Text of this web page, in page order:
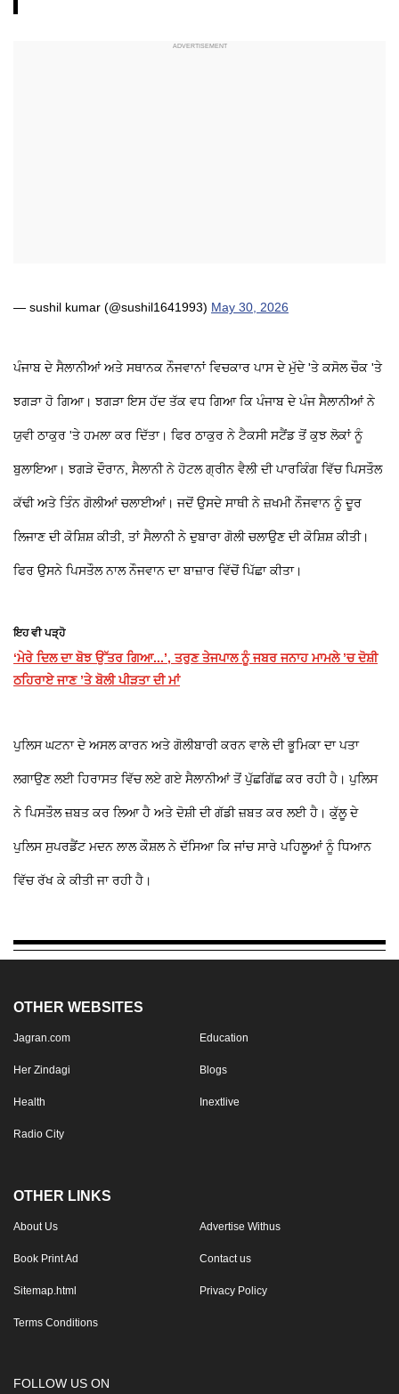
— sushil kumar (@sushil1641993) May 30, 2026
ਪੰਜਾਬ ਦੇ ਸੈਲਾਨੀਆਂ ਅਤੇ ਸਥਾਨਕ ਨੌਜਵਾਨਾਂ ਵਿਚਕਾਰ ਪਾਸ ਦੇ ਮੁੱਦੇ 'ਤੇ ਕਸੋਲ ਚੌਕ 'ਤੇ
ਝਗੜਾ ਹੋ ਗਿਆ। ਝਗੜਾ ਇਸ ਹੱਦ ਤੱਕ ਵਧ ਗਿਆ ਕਿ ਪੰਜਾਬ ਦੇ ਪੰਜ ਸੈਲਾਨੀਆਂ ਨੇ
ਯੁਵੀ ਠਾਕੁਰ 'ਤੇ ਹਮਲਾ ਕਰ ਦਿੱਤਾ। ਫਿਰ ਠਾਕੁਰ ਨੇ ਟੈਕਸੀ ਸਟੈਂਡ ਤੋਂ ਕੁਝ ਲੋਕਾਂ ਨੂੰ
ਬੁਲਾਇਆ। ਝਗੜੇ ਦੌਰਾਨ, ਸੈਲਾਨੀ ਨੇ ਹੋਟਲ ਗ੍ਰੀਨ ਵੈਲੀ ਦੀ ਪਾਰਕਿੰਗ ਵਿੱਚ ਪਿਸਤੌਲ
ਕੱਢੀ ਅਤੇ ਤਿੰਨ ਗੋਲੀਆਂ ਚਲਾਈਆਂ। ਜਦੋਂ ਉਸਦੇ ਸਾਥੀ ਨੇ ਜ਼ਖਮੀ ਨੌਜਵਾਨ ਨੂੰ ਦੂਰ
ਲਿਜਾਣ ਦੀ ਕੋਸ਼ਿਸ਼ ਕੀਤੀ, ਤਾਂ ਸੈਲਾਨੀ ਨੇ ਦੁਬਾਰਾ ਗੋਲੀ ਚਲਾਉਣ ਦੀ ਕੋਸ਼ਿਸ਼ ਕੀਤੀ।
ਫਿਰ ਉਸਨੇ ਪਿਸਤੌਲ ਨਾਲ ਨੌਜਵਾਨ ਦਾ ਬਾਜ਼ਾਰ ਵਿੱਚੋਂ ਪਿੱਛਾ ਕੀਤਾ।
ਇਹ ਵੀ ਪੜ੍ਹੋ
‘ਮੇਰੇ ਦਿਲ ਦਾ ਬੋਝ ਉੱਤਰ ਗਿਆ...’, ਤਰੁਣ ਤੇਜਪਾਲ ਨੂੰ ਜਬਰ ਜਨਾਹ ਮਾਮਲੇ ’ਚ ਦੋਸ਼ੀ
ਠਹਿਰਾਏ ਜਾਣ ’ਤੇ ਬੋਲੀ ਪੀੜਤਾ ਦੀ ਮਾਂ
ਪੁਲਿਸ ਘਟਨਾ ਦੇ ਅਸਲ ਕਾਰਨ ਅਤੇ ਗੋਲੀਬਾਰੀ ਕਰਨ ਵਾਲੇ ਦੀ ਭੂਮਿਕਾ ਦਾ ਪਤਾ
ਲਗਾਉਣ ਲਈ ਹਿਰਾਸਤ ਵਿੱਚ ਲਏ ਗਏ ਸੈਲਾਨੀਆਂ ਤੋਂ ਪੁੱਛਗਿੱਛ ਕਰ ਰਹੀ ਹੈ। ਪੁਲਿਸ
ਨੇ ਪਿਸਤੌਲ ਜ਼ਬਤ ਕਰ ਲਿਆ ਹੈ ਅਤੇ ਦੋਸ਼ੀ ਦੀ ਗੱਡੀ ਜ਼ਬਤ ਕਰ ਲਈ ਹੈ। ਕੁੱਲੂ ਦੇ
ਪੁਲਿਸ ਸੁਪਰਡੈਂਟ ਮਦਨ ਲਾਲ ਕੌਸ਼ਲ ਨੇ ਦੱਸਿਆ ਕਿ ਜਾਂਚ ਸਾਰੇ ਪਹਿਲੂਆਂ ਨੂੰ ਧਿਆਨ
ਵਿੱਚ ਰੱਖ ਕੇ ਕੀਤੀ ਜਾ ਰਹੀ ਹੈ।
OTHER WEBSITES
Jagran.com Education
Her Zindagi Blogs
Health Inextlive
Radio City
OTHER LINKS
About Us Advertise Withus
Book Print Ad Contact us
Sitemap.html Privacy Policy
Terms Conditions
FOLLOW US ON